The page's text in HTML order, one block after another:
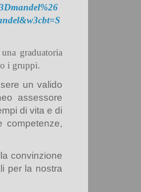
graduatoria
i gruppi.
un valido
assessore
di vita e di
competenze,
convinzione
per la nostra